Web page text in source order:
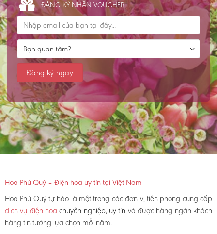
ĐĂNG KÝ NHẬN VOUCHER
Hoa Phú Quý – Điện hoa uy tín tại Việt Nam
Hoa Phú Quý tự hào là một trong các đơn vị tiên phong cung cấp
dịch vụ điện hoachuyên nghiệp, uy tín và được hàng ngàn khách
hàng tin tưởng lựa chọn mỗi năm.